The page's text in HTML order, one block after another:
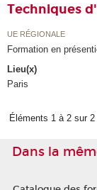
Techniques
UE RÉGIONALE
Formation en
Lieu(x)
Paris
Éléments 1 à 2 sur 2
Dans la